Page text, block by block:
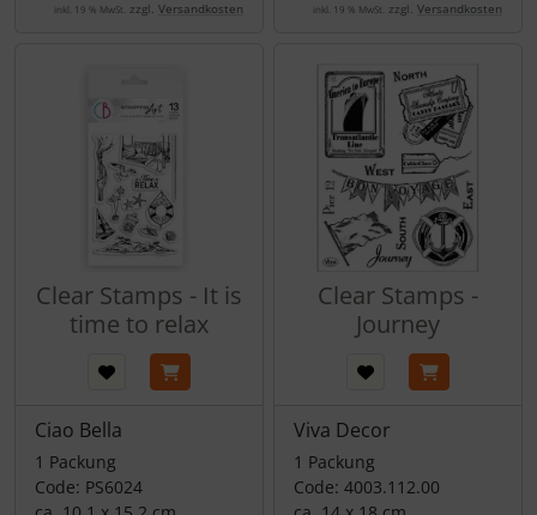
inkl. 19 % MwSt. zzgl. Versandkosten inkl. 19 % MwSt. zzgl. Versandkosten
Clear Stamps - It is
time to relax
Ciao Bella
1 Packung
Code: PS6024
Clear Stamps -
Journey
Viva Decor
1 Packung
Code: 4003.112.00